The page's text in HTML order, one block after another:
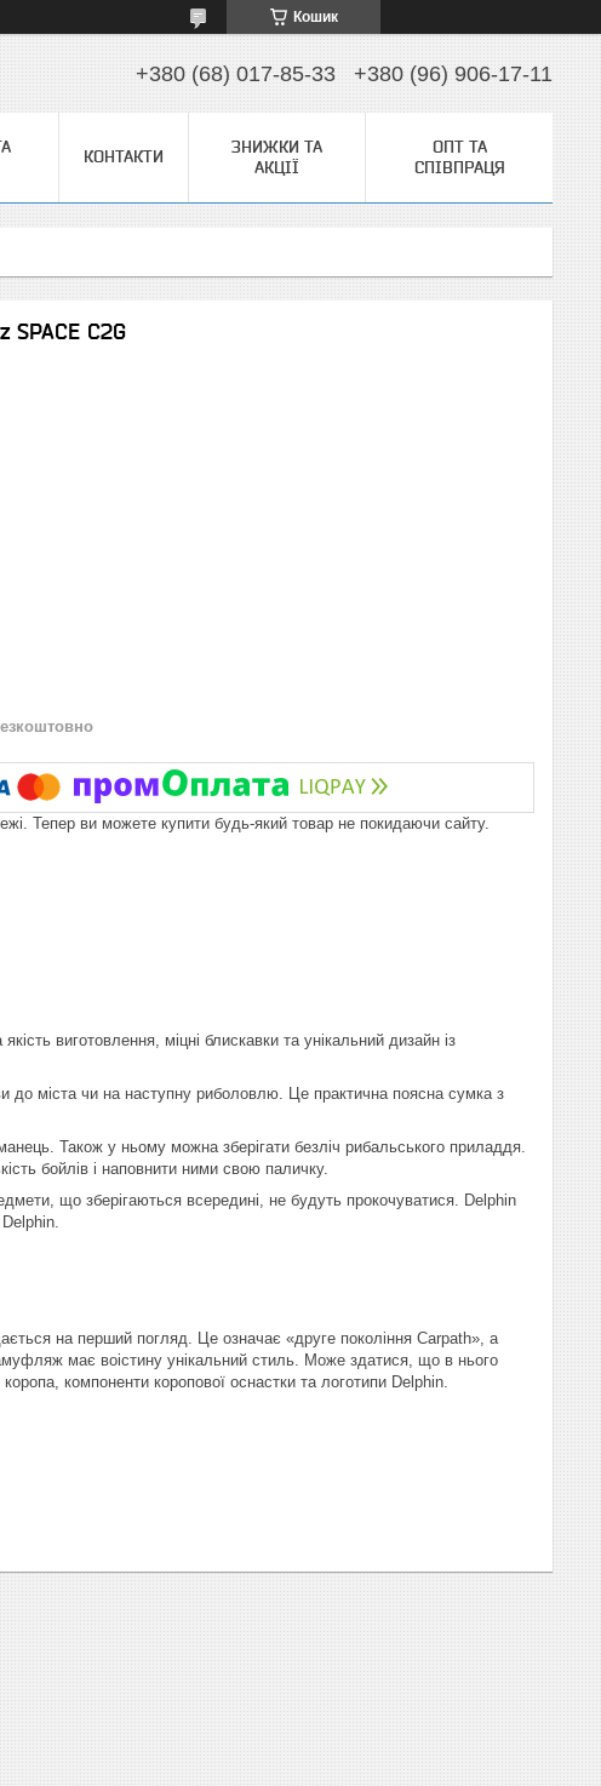
Кошик
+380 (68) 017-85-33 +380 (96) 906-17-11
КОНТАКТИ
ЗНИЖКИ ТА
АКЦІЇ
ОПТ ТА
СПІВПРАЦЯ
C2G
Тепер ви можете купити будь-який товар не покидаючи сайту.
виготовлення, міцні блискавки та унікальний дизайн із
міста чи на наступну риболовлю. Це практична поясна сумка з
Також у ньому можна зберігати безліч рибальського приладдя.
бойлів і наповнити ними свою паличку.
що зберігаються всередині, не будуть прокочуватися. Delphin
на перший погляд. Це означає «друге покоління Carpath», а
має воістину унікальний стиль. Може здатися, що в нього
компоненти коропової оснастки та логотипи Delphin.